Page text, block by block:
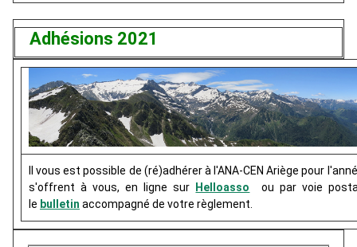
Adhésions 2021
Il vous est possible de (ré)adhérer à l'ANA-CEN Ariège pour
s'offrent à vous, en ligne sur
Helloasso ou par voie
le bulletin accompagné de votre règlement.